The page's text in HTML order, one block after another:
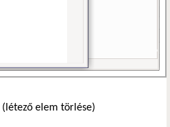
(létező elem törlése)